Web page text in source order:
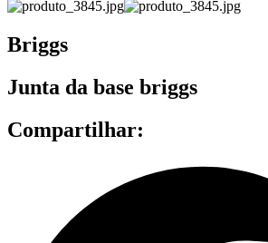
Briggs
Junta da base briggs
Compartilhar: